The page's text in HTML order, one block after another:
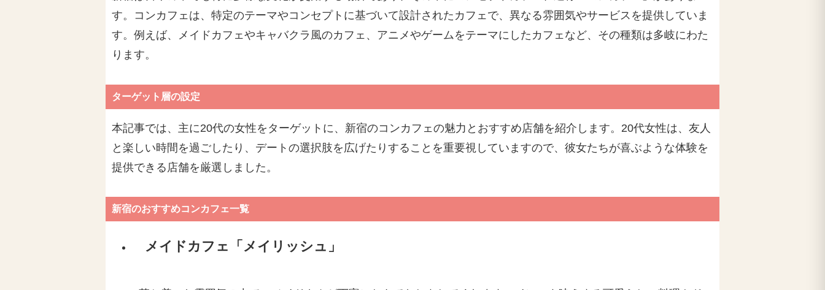
す。コンカフェは、特定のテーマやコンセプトに基づいて設計されたカフェで、異なる雰囲気やサービスを提供していま
す。例えば、メイドカフェやキャバクラ風のカフェ、アニメやゲームをテーマにしたカフェなど、その種類は多岐にわた
ります。
ターゲット層の設定
本記事では、主に20代の女性をターゲットに、新宿のコンカフェの魅力とおすすめ店舗を紹介します。20代女性は、友人
と楽しい時間を過ごしたり、デートの選択肢を広げたりすることを重要視していますので、彼女たちが喜ぶような体験を
提供できる店舗を厳選しました。
新宿のおすすめコンカフェ一覧
メイドカフェ「メイリッシュ」